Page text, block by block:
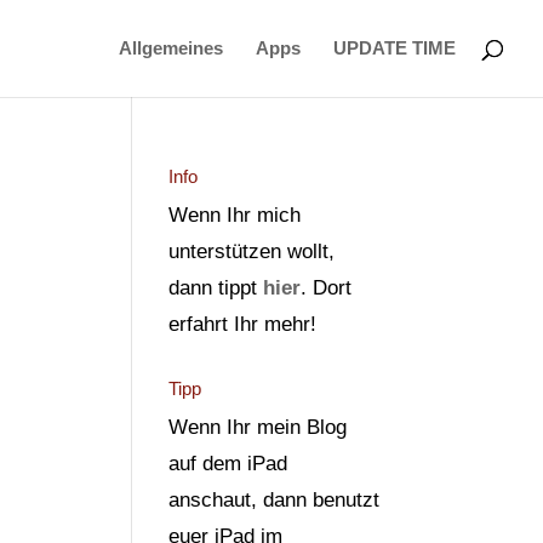
Allgemeines Apps UPDATE TIME
Info
Wenn Ihr mich
unterstützen wollt,
dann tippt hier. Dort
erfahrt Ihr mehr!
Tipp
Wenn Ihr mein Blog
auf dem iPad
anschaut, dann benutzt
euer iPad im